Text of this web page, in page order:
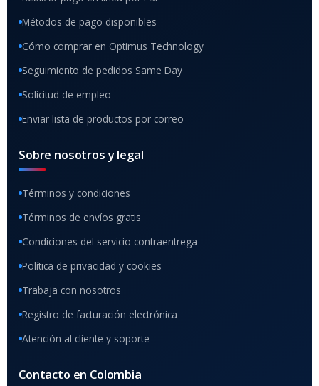
Métodos de pago disponibles
Cómo comprar en Optimus Technology
Seguimiento de pedidos Same Day
Solicitud de empleo
Enviar lista de productos por correo
Sobre nosotros y legal
Términos y condiciones
Términos de envíos gratis
Condiciones del servicio contraentrega
Política de privacidad y cookies
Trabaja con nosotros
Registro de facturación electrónica
Atención al cliente y soporte
Contacto en Colombia